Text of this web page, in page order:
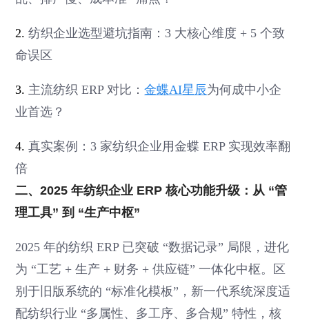
2.纺织企业选型避坑指南：3 大核心维度 + 5 个致
命误区
3. 主流纺织 ERP 对比：金蝶AI星辰为何成中小企
业首选？
4.真实案例：3 家纺织企业用金蝶 ERP 实现效率翻
倍
二、2025 年纺织企业 ERP 核心功能升级：从 “管
理工具” 到 “生产中枢”
2025 年的纺织 ERP 已突破 “数据记录” 局限，进化
为 “工艺 + 生产 + 财务 + 供应链” 一体化中枢。区
别于旧版系统的 “标准化模板”，新一代系统深度适
配纺织行业 “多属性、多工序、多合规” 特性，核